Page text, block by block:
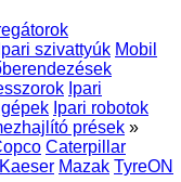
Ipari szivattyúk Mobil
Ipari
Ipari robotok
prések »
Caterpillar
Kaeser Mazak TyreON